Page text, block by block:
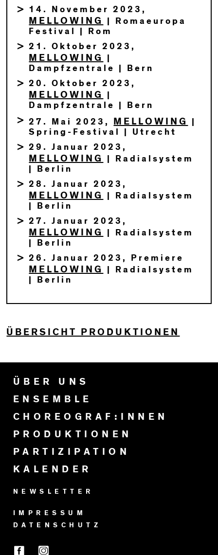
14. November 2023,
MELLOWING
| Romaeuropa
Festival | Rom
21. Oktober 2023,
MELLOWING
Dampfzentrale | Bern
20. Oktober 2023,
MELLOWING
Dampfzentrale | Bern
27. Mai 2023,
MELLOWING
Spring-Festival | Utrecht
29. Januar 2023,
MELLOWING
| Radialsystem
| Berlin
28. Januar 2023,
MELLOWING
| Radialsystem
| Berlin
27. Januar 2023,
MELLOWING
| Radialsystem
| Berlin
26. Januar 2023, Premiere
MELLOWING
| Radialsystem
| Berlin
ÜBERSICHT PRODUKTIONEN
ÜBER UNS
ENSEMBLE
CHOREOGRAF:INNEN
PRODUKTIONEN
PARTIZIPATION
KALENDER
NEWSLETTER
IMPRESSUM
DATENSCHUTZ